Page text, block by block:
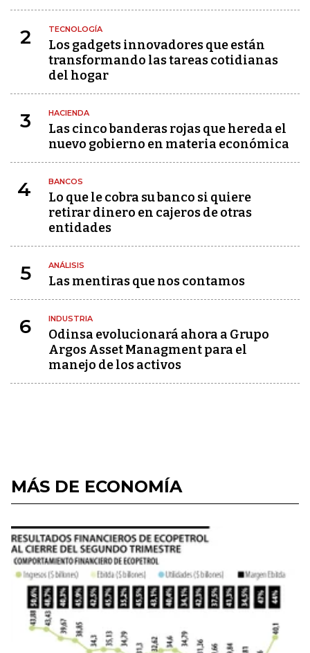
2 TECNOLOGÍA
Los gadgets innovadores que están
transformando las tareas cotidianas
del hogar
3 HACIENDA
Las cinco banderas rojas que hereda el
nuevo gobierno en materia económica
4 BANCOS
Lo que le cobra su banco si quiere
retirar dinero en cajeros de otras
entidades
5 ANÁLISIS
Las mentiras que nos contamos
6 INDUSTRIA
Odinsa evolucionará ahora a Grupo
Argos Asset Managment para el
manejo de los activos
MÁS DE ECONOMÍA